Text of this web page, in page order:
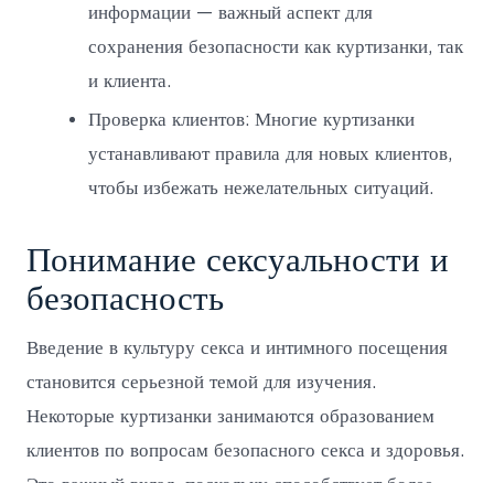
информации — важный аспект для
сохранения безопасности как куртизанки, так
и клиента.
Проверка клиентов: Многие куртизанки
устанавливают правила для новых клиентов,
чтобы избежать нежелательных ситуаций.
Понимание сексуальности и
безопасность
Введение в культуру секса и интимного посещения
становится серьезной темой для изучения.
Некоторые куртизанки занимаются образованием
клиентов по вопросам безопасного секса и здоровья.